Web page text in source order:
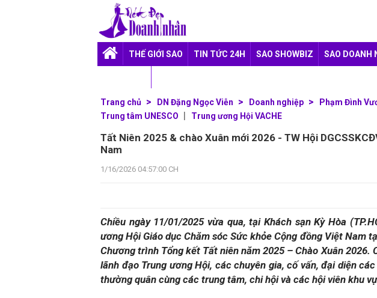
THẾ GIỚI SAO TIN TỨC 24H SAO SHOWBIZ SAO DOANH
Trang chủ DN Đặng Ngọc Viễn Doanh nghiệp Phạm Đình
Trung tâm UNESCO
Trung ương Hội VACHE
Tất Niên 2025 & chào Xuân mới 2026 - TW Hội
Nam
1/16/2026 04:57:00 CH
Chiều ngày 11/01/2025 vừa qua, tại Khách sạn Kỳ Hòa
ương Hội Giáo dục Chăm sóc Sức khỏe Cộng đồng Việt Nam
Chương trình Tổng kết Tất niên năm 2025 – Chào Xuân
lãnh đạo Trung ương Hội, các chuyên gia, cố vấn, đại diện
thường quân cùng các trung tâm, chi hội và các hội viên khu